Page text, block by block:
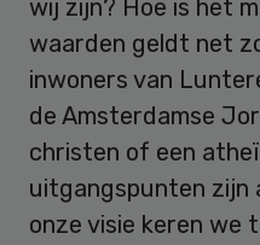
wij zijn? Hoe is het
waarden geldt net
inwoners van
de Amsterdamse
christen of een
uitgangspunten zijn
onze visie keren we